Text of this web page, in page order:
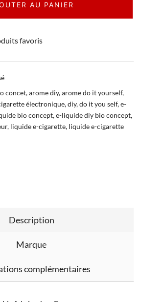
AU PANIER
favoris
concet,arome diy,arome do it yourself,
électronique,diy,do it you self,e-
bio concept,e-liquide diy bio concept,
, liquide e-cigarette, liquide e-cigarette
Description
Marque
complémentaires